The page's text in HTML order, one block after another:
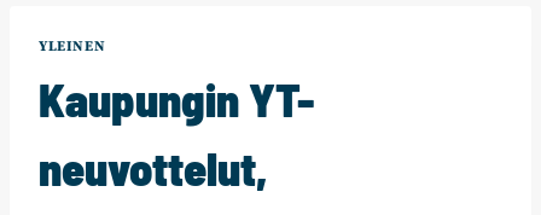
YLEINEN
Kaupungin YT-
neuvottelut,